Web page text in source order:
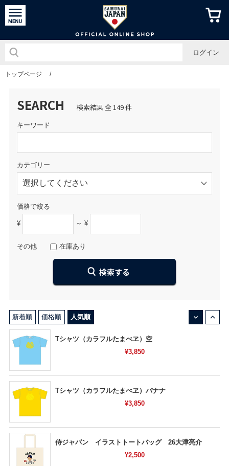
侍ジャパ
ログイン
トップページ /
SEARCH 検索結果 全 149 件
キーワード
カテゴリー
価格で絞る
¥ ～ ¥
その他 在庫あり
新着順 価格順 人気順
Tシャツ（カラフルたまべヱ）空
¥3,850
Tシャツ（カラフルたまべヱ）バナナ
¥3,850
侍ジャパン イラストトートバッグ 26大津亮介
¥2,500